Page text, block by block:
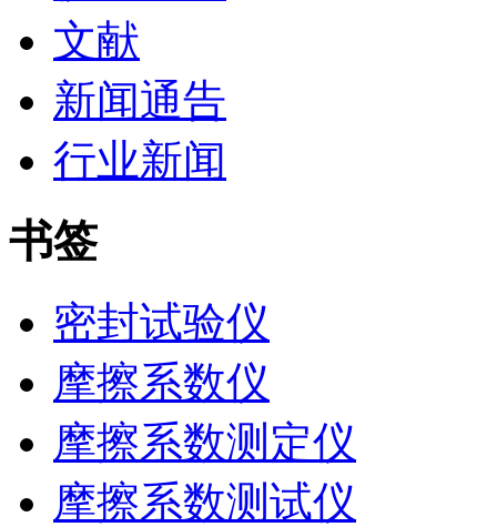
文献
新闻通告
行业新闻
书签
密封试验仪
摩擦系数仪
摩擦系数测定仪
摩擦系数测试仪